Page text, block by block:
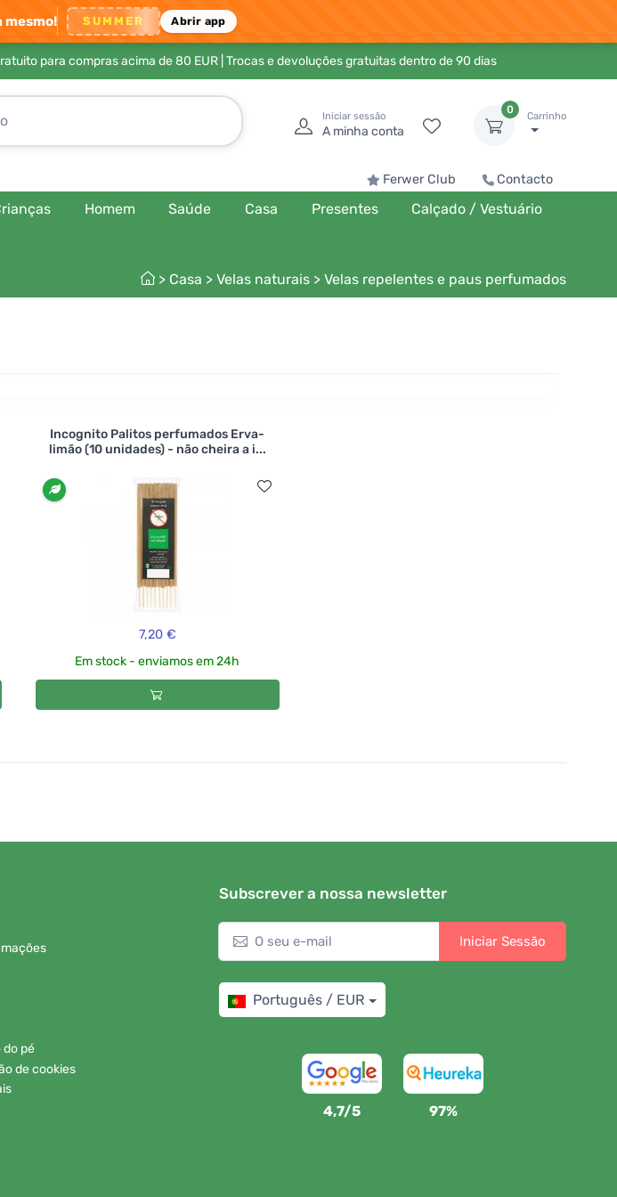
mesmo! SUMMER Abrir app
para compras acima de 80 EUR| Trocas e devoluções gratuitas dentro de 90 dias
Iniciar sessão
A minha conta
0
Carrinho
Ferwer Club Contacto
Homem Saúde Casa Presentes Calçado / Vestuário
> Casa > Velas naturais > Velas repelentes e paus perfumados
Incognito Palitos perfumados Erva-
limão (10 unidades) - não cheira a i...
7,20 €
Em stock - enviamos em 24h
do pé
de cookies
Subscrever a nossa newsletter
Iniciar Sessão
Português / EUR
4,7/5 97%